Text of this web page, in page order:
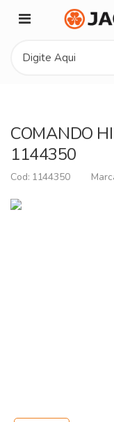
COMANDO
1144350
1144350